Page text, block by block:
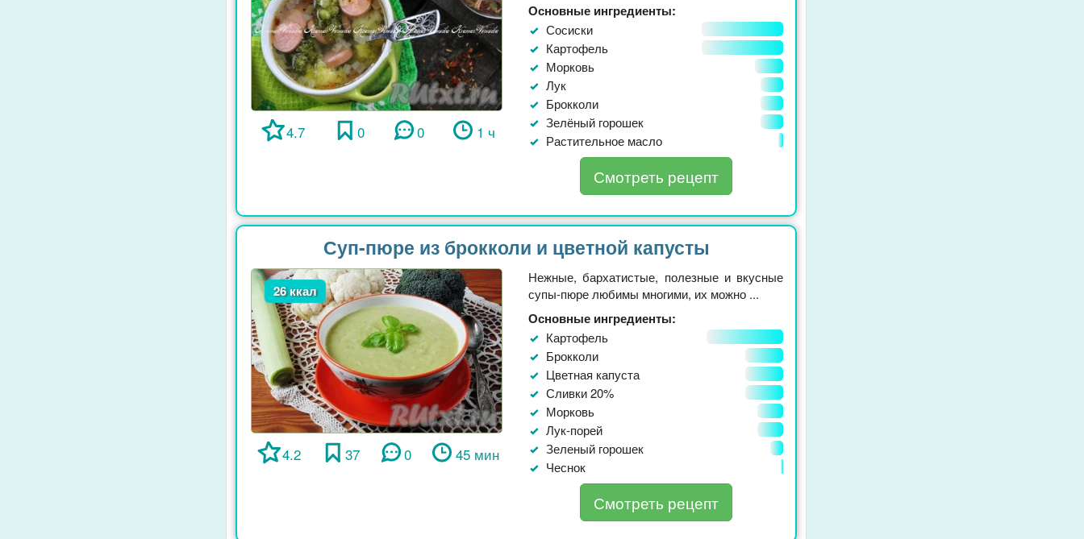
4.7 0 0 1 ч
Основные ингредиенты:
Сосиски
Картофель
Морковь
Лук
Брокколи
Зелёный горошек
Растительное масло
Смотреть рецепт
Суп-пюре из брокколи и цветной капусты
26 ккал
4.2 37 0 45 мин
Нежные, бархатистые, полезные и вкусные
супы-пюре любимы многими, их можно ...
Основные ингредиенты:
Картофель
Брокколи
Цветная капуста
Сливки 20%
Морковь
Лук-порей
Зеленый горошек
Чеснок
Смотреть рецепт